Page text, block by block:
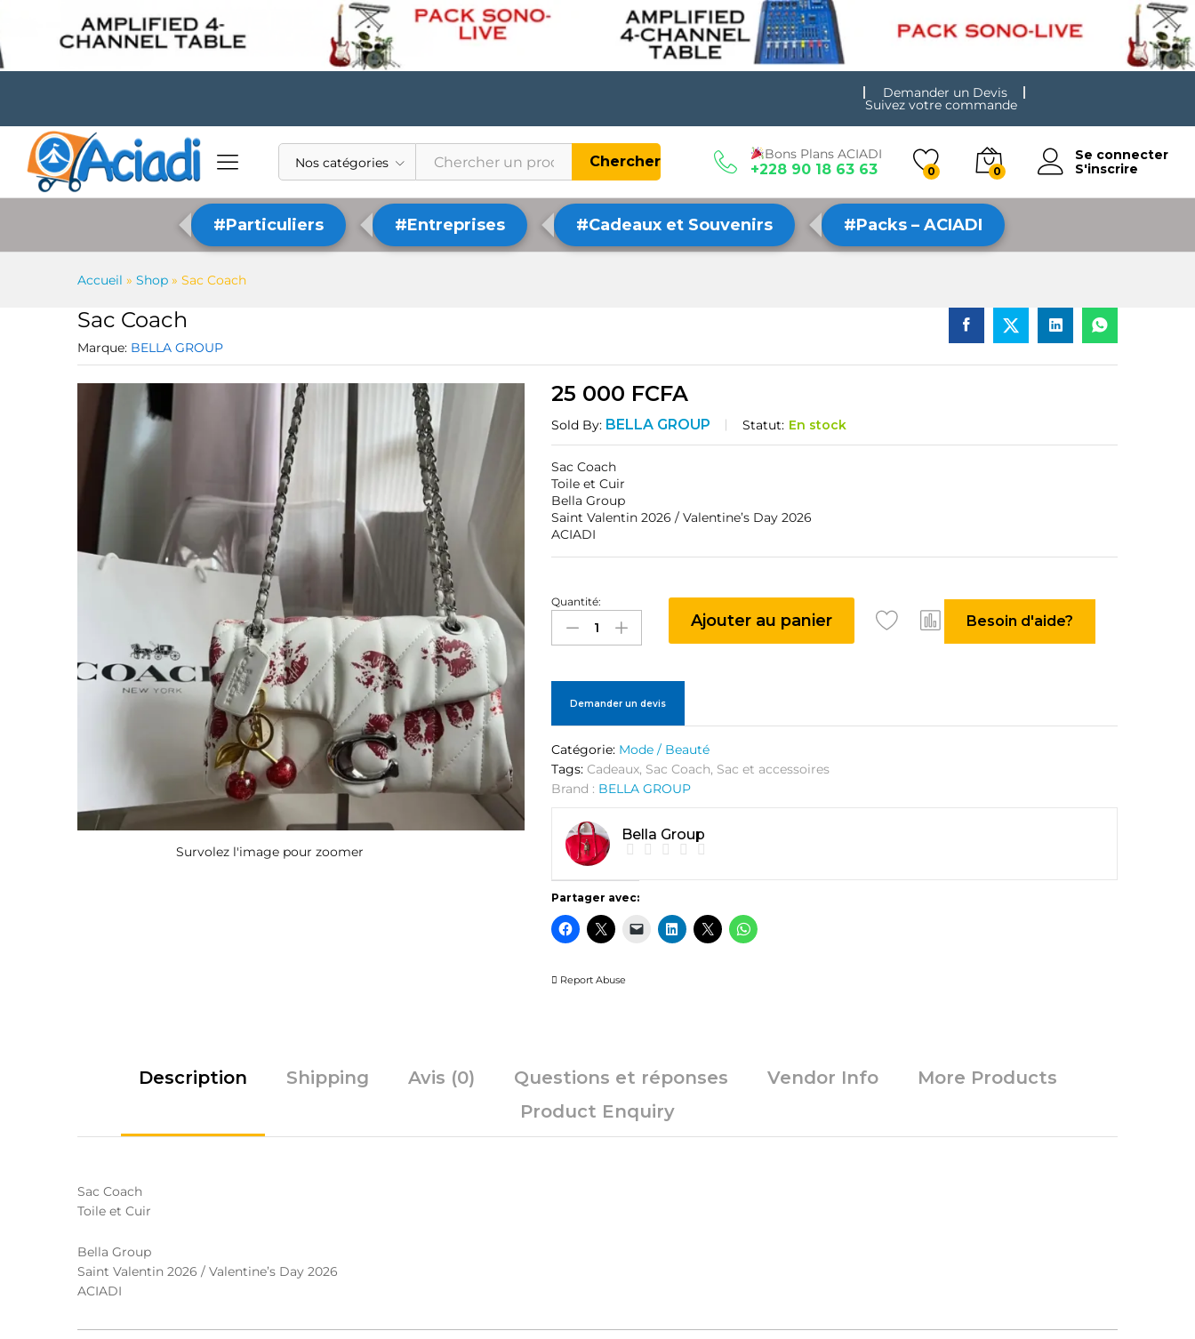
Demander un Devis
Suivez votre commande
Nos catégories Chercher Bons Plans ACIADI
+228 90 18 63 63 0 0
Se connecter
S'inscrire
#Particuliers #Entreprises #Cadeaux et Souvenirs #Packs – ACIADI
Accueil » Shop » Sac Coach
Sac Coach
Marque: BELLA GROUP
Survolez l'image pour zoomer
25 000 FCFA
Sold By: BELLA GROUP Statut: En stock
Sac Coach
Toile et Cuir
Bella Group
Saint Valentin 2026 / Valentine’s Day 2026
ACIADI
Sac
Coach
quantité
Quantité:
Ajouter au panier Besoin d'aide?
Demander un devis
Catégorie: Mode / Beauté
Tags: Cadeaux, Sac Coach, Sac et accessoires
Brand : BELLA GROUP
Bella Group
Partager avec:
Report Abuse
Description Shipping Avis (0) Questions et réponses Vendor Info
More Products
Product Enquiry
Sac Coach
Toile et Cuir
Bella Group
Saint Valentin 2026 / Valentine’s Day 2026
ACIADI